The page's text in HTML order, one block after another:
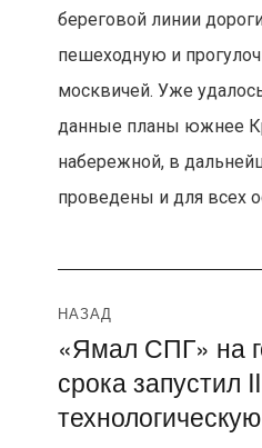
береговой линии
пешеходную и
москвичей. Уже
данные планы южнее
набережной, в
проведены и для всех
Навигация
по
записям
НАЗАД
Предыдущая
запись:
«Ямал СПГ» на
срока запустил